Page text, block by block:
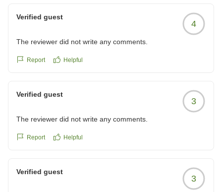
しいただけるよう、館内のマナー啓発や環境改善に努め
てまいります。今回いただいたご意見は、今後の運営の
参考とさせていただきます。
また仙台にお越しの際は、ぜひ当ホテルをご利用くださ
い。お客様のまたのお越しを心よりお待ち申し上げてお
仙台サンプラザ 宿泊課 石川
Verified guest
4
The reviewer did not write any comments.
Report Helpful
Verified guest
3
The reviewer did not write any comments.
Report Helpful
Verified guest
3